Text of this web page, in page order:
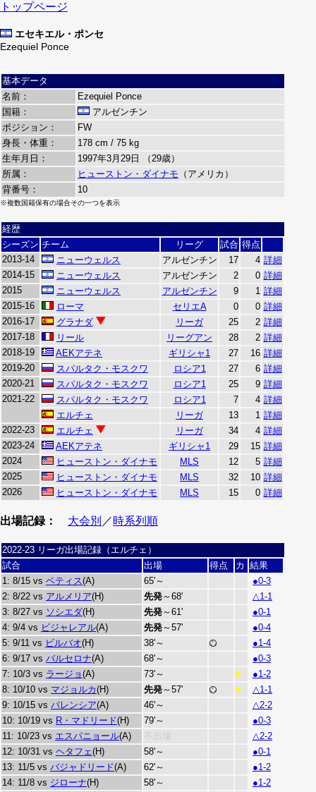
トップページ
エセキエル・ポンセ
Ezequiel Ponce
基本データ
名前：
Ezequiel Ponce
国籍：
アルゼンチン
ポジション：
FW
身長・体重：
178 cm / 75 kg
生年月日：
1997年3月29日 （29歳）
所属：
ヒューストン・ダイナモ （アメリカ）
背番号：
10
※複数国籍保有の場合その一つを表示
経歴
シーズン チーム リーグ 試合 得点
2013-14
ニューウェルス アルゼンチン 17 4 詳細
2014-15
ニューウェルス アルゼンチン 2 0 詳細
2015
ニューウェルス アルゼンチン 9 1 詳細
2015-16
ローマ セリエA 0 0 詳細
2016-17
グラナダ リーガ 25 2 詳細
2017-18
リール リーグアン 28 2 詳細
2018-19
AEKアテネ ギリシャ1 27 16 詳細
2019-20
スパルタク・モスクワ ロシア1 27 6 詳細
2020-21
スパルタク・モスクワ ロシア1 25 9 詳細
2021-22
スパルタク・モスクワ ロシア1 7 4 詳細
エルチェ
リーガ 13 1 詳細
2022-23
エルチェ リーガ 34 4 詳細
2023-24
AEKアテネ ギリシャ1 29 15 詳細
2024
ヒューストン・ダイナモ MLS 12 5 詳細
2025
ヒューストン・ダイナモ MLS 32 10 詳細
2026
ヒューストン・ダイナモ MLS 15 0 詳細
出場記録： 大会別 ／時系列順
2022-23 リーガ出場記録（エルチェ）
試合
出場 得点 カ 結果
1: 8/15 vs ベティス(A) 65'～
●0-3
2: 8/22 vs アルメリア(H) 先発～68'
△1-1
3: 8/27 vs ソシエダ(H) 先発～61'
●0-1
4: 9/4 vs ビジャレアル(A) 先発～57'
●0-4
5: 9/11 vs ビルバオ(H) 38'～
●1-4
6: 9/17 vs バルセロナ(A) 68'～
●0-3
7: 10/3 vs ラージョ (A) 73'～ ■
●1-2
8: 10/10 vs マジョルカ(H) 先発～57' ■
△1-1
9: 10/15 vs バレンシア(A) 46'～
△2-2
10: 10/19 vs R・マドリード(H) 79'～
●0-3
11: 10/23 vs エスパニョール(A) 不出場
△2-2
12: 10/31 vs ヘタフェ(H) 58'～
●0-1
13: 11/5 vs バジャドリード(A) 62'～
●1-2
14: 11/8 vs ジローナ(H) 58'～
●1-2